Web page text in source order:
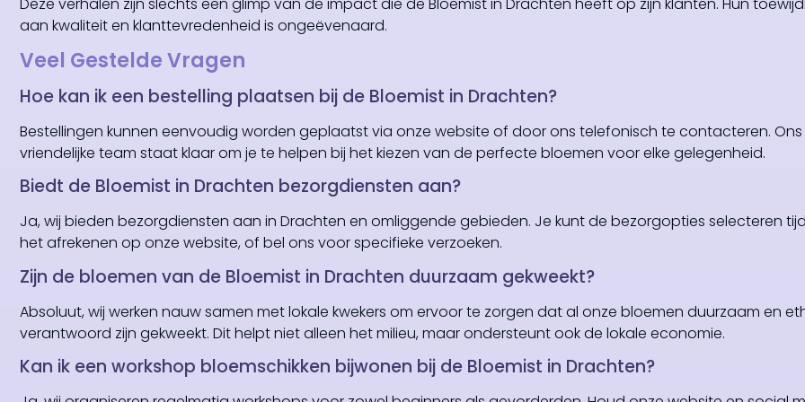
aan kwaliteit en klanttevredenheid is ongeëvenaard.
Veel Gestelde Vragen
Hoe kan ik een bestelling plaatsen bij de Bloemist in Drachten?
Bestellingen kunnen eenvoudig worden geplaatst via onze website of door ons telefonisch te contacteren. Ons
vriendelijke team staat klaar om je te helpen bij het kiezen van de perfecte bloemen voor elke gelegenheid.
Biedt de Bloemist in Drachten bezorgdiensten aan?
Ja, wij bieden bezorgdiensten aan in Drachten en omliggende gebieden. Je kunt de bezorgopties selecteren
het afrekenen op onze website, of bel ons voor specifieke verzoeken.
Zijn de bloemen van de Bloemist in Drachten duurzaam gekweekt?
Absoluut, wij werken nauw samen met lokale kwekers om ervoor te zorgen dat al onze bloemen duurzaam en
verantwoord zijn gekweekt. Dit helpt niet alleen het milieu, maar ondersteunt ook de lokale economie.
Kan ik een workshop bloemschikken bijwonen bij de Bloemist in Drachten?